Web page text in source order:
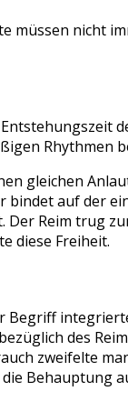
müssen nicht
Rhythmen
gleichen
auf der
Reim trug
diese Freiheit.
des
zweifelte
Behauptung